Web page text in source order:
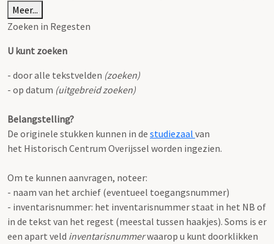
Meer...
Zoeken in Regesten
U kunt zoeken
- door alle tekstvelden (zoeken)
- op datum (uitgebreid zoeken)
Belangstelling?
De originele stukken kunnen in de studiezaal van
het Historisch Centrum Overijssel worden ingezien.
Om te kunnen aanvragen, noteer:
- naam van het archief (eventueel toegangsnummer)
- inventarisnummer: het inventarisnummer staat in het NB of
in de tekst van het regest (meestal tussen haakjes). Soms is er
een apart veld inventarisnummerwaarop u kunt doorklikken